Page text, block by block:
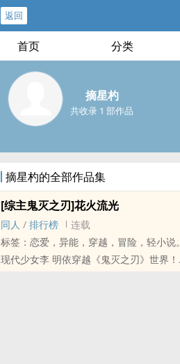
返回
首页 分类
摘星杓
共收录 1 部作品
摘星杓的全部作品集
[综主鬼灭之刃]花火流光
‌‍‌同‍‎‌人‌ / 排行榜
连载
标签：恋爱，异能，穿越，冒险，轻小说。
现代少女李 明依穿越《鬼灭之刃》世界！